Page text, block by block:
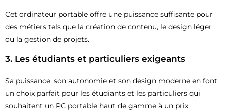
Cet ordinateur portable offre une puissance suffisante pour
des métiers tels que la création de contenu, le design léger
ou la gestion de projets.
3. Les étudiants et particuliers exigeants
Sa puissance, son autonomie et son design moderne en font
un choix parfait pour les étudiants et les particuliers qui
souhaitent un PC portable haut de gamme à un prix